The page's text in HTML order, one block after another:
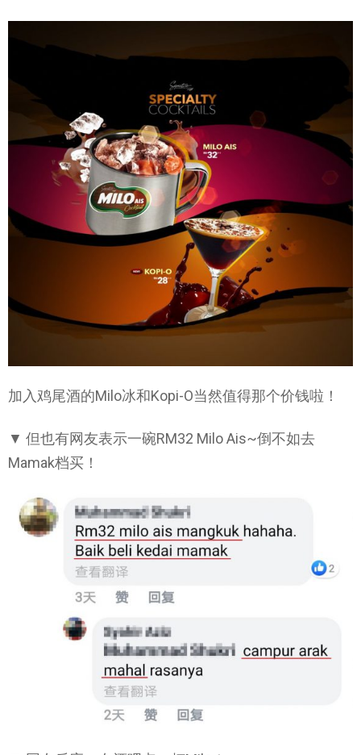
加入鸡尾酒的Milo冰和Kopi-O当然值得那个价钱啦！
▼ 但也有网友表示一碗RM32 Milo Ais~倒不如去
Mamak档买！